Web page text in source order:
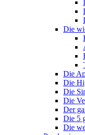
Die
Die
Die
Die
Die
Der
Die 5
Die